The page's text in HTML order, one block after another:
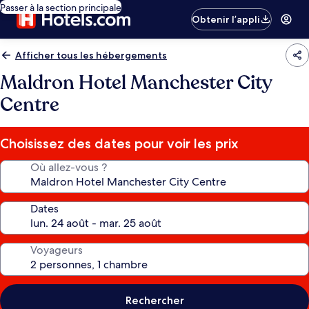
Passer à la section principale
Obtenir l’appli
Afficher tous les hébergements
Maldron Hotel Manchester City
Centre
Choisissez des dates pour voir les prix
Où allez-vous ?
Dates
Voyageurs
Rechercher